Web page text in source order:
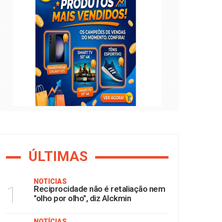
ÚLTIMAS
1
NOTÍCIAS
Reciprocidade não é retaliação nem
"olho por olho", diz Alckmin